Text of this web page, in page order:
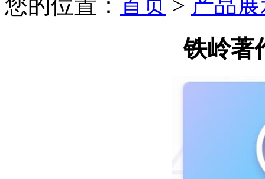
您的位置： 首页 > 产品
铁岭著